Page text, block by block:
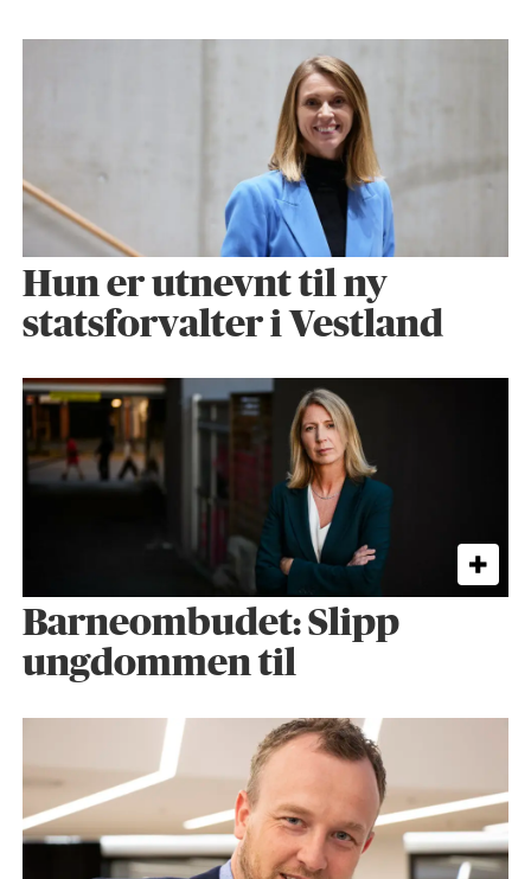
Hun er utnevnt til ny
statsforvalter i Vestland
Barneombudet: Slipp
ungdommen til